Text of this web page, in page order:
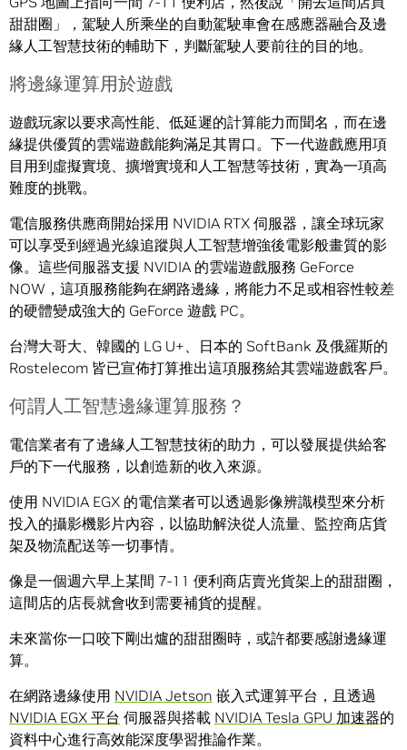
甜甜圈」，駕駛人所乘坐的自動駕駛車會在感應器融合及邊
緣人工智慧技術的輔助下，判斷駕駛人要前往的目的地。
將邊緣運算用於遊戲
遊戲玩家以要求高性能、低延遲的計算能力而聞名，而在邊
緣提供優質的雲端遊戲能夠滿足其胃口。下一代遊戲應用項
目用到虛擬實境、擴增實境和人工智慧等技術，實為一項高
難度的挑戰。
電信服務供應商開始採用 NVIDIA RTX 伺服器，讓全球玩家
可以享受到經過光線追蹤與人工智慧增強後電影般畫質的影
像。這些伺服器支援 NVIDIA 的雲端遊戲服務 GeForce
NOW，這項服務能夠在網路邊緣，將能力不足或相容性較差
的硬體變成強大的 GeForce 遊戲 PC。
台灣大哥大、韓國的 LG U+、日本的 SoftBank 及俄羅斯的
Rostelecom 皆已宣佈打算推出這項服務給其雲端遊戲客戶。
何謂人工智慧邊緣運算服務？
電信業者有了邊緣人工智慧技術的助力，可以發展提供給客
戶的下一代服務，以創造新的收入來源。
使用 NVIDIA EGX 的電信業者可以透過影像辨識模型來分析
投入的攝影機影片內容，以協助解決從人流量、監控商店貨
架及物流配送等一切事情。
像是一個週六早上某間 7-11 便利商店賣光貨架上的甜甜圈，
這間店的店長就會收到需要補貨的提醒。
未來當你一口咬下剛出爐的甜甜圈時，或許都要感謝邊緣運
算。
在網路邊緣使用 NVIDIA Jetson 嵌入式運算平台，且透過
NVIDIA EGX 平台 伺服器與搭載 NVIDIA Tesla GPU 加速器的
資料中心進行高效能深度學習推論作業。